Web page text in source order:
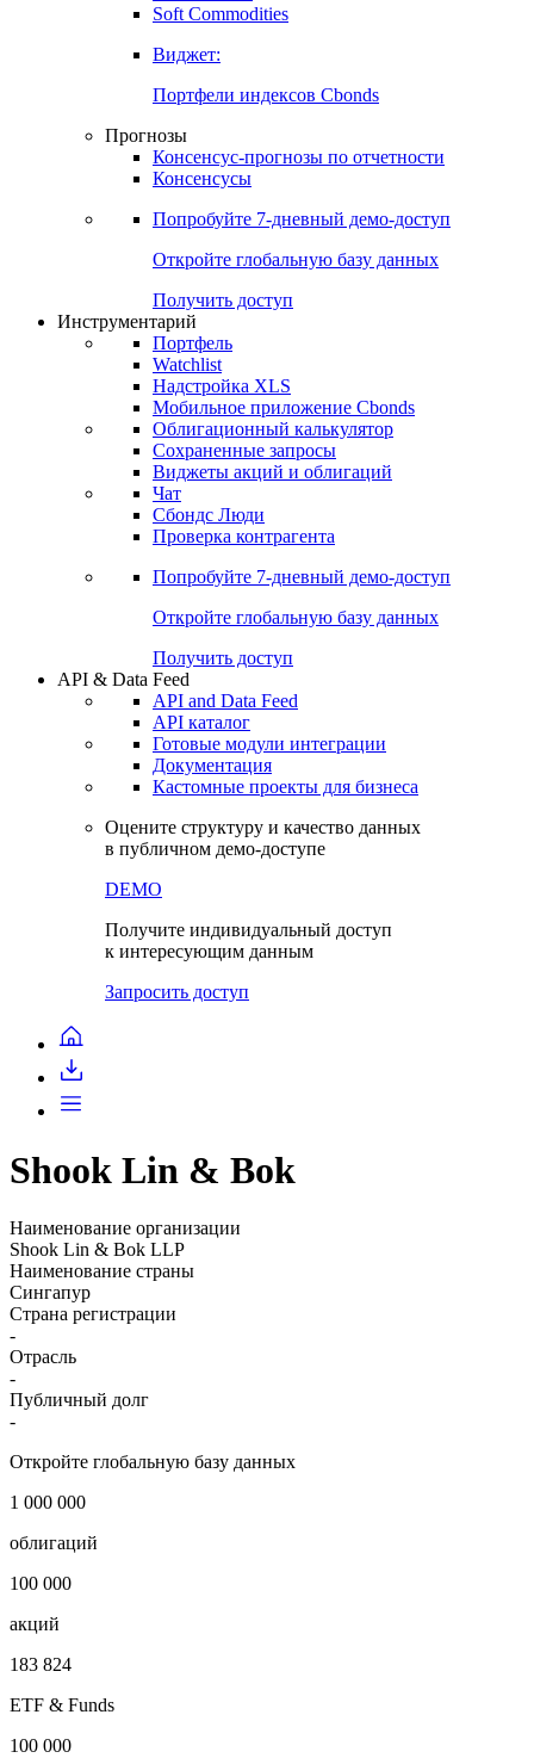
Soft Commodities
Виджет:
Портфели индексов Cbonds
Прогнозы
Консенсус-прогнозы по отчетности
Консенсусы
Попробуйте 7-дневный демо-доступ
Откройте глобальную базу данных
Получить доступ
Инструментарий
Портфель
Watchlist
Надстройка XLS
Мобильное приложение Cbonds
Облигационный калькулятор
Сохраненные запросы
Виджеты акций и облигаций
Чат
Сбондс Люди
Проверка контрагента
Попробуйте 7-дневный демо-доступ
Откройте глобальную базу данных
Получить доступ
API & Data Feed
API and Data Feed
API каталог
Готовые модули интеграции
Документация
Кастомные проекты для бизнеса
Оцените структуру и качество данных
в публичном демо-доступе
DEMO
Получите индивидуальный доступ
к интересующим данным
Запросить доступ
Shook Lin & Bok
Наименование организации
Shook Lin & Bok LLP
Наименование страны
Сингапур
Страна регистрации
-
Отрасль
-
Публичный долг
-
Откройте глобальную базу данных
1 000 000
облигаций
100 000
акций
183 824
ETF & Funds
100 000